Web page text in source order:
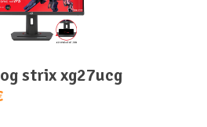
strix xg27ucg